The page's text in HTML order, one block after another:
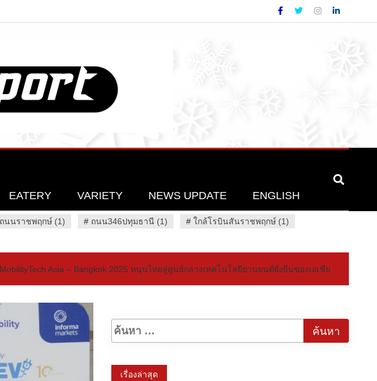
EATERY VARIETY NEWS UPDATE ENGLISH
ถนนราชพฤกษ์ (1) # ถนน346ปทุมธานี (1) # ใกล้โรบินสันราชพฤกษ์ (1)
Asia – Bangkok 2025 หนุนไทยสู่ศูนย์กลางเทคโนโลยียานยนต์ยั่งยืนของเอเชีย
เรื่องล่าสุด